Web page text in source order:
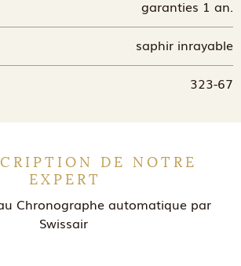
garanties 1 an.
saphir inrayable
323-67
DE NOTRE
EXPERT
Chronographe automatique par
Swissair